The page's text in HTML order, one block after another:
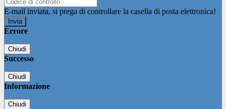
E-mail inviata, si prega di controllare la casella di posta elettronica!
Errore
Chiudi
Successo
Chiudi
Informazione
Chiudi